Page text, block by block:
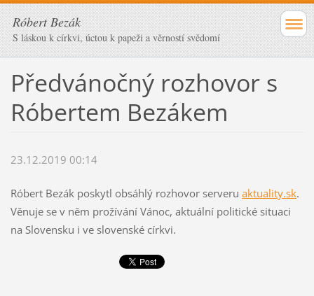
Róbert Bezák
S láskou k církvi, úctou k papeži a věrností svědomí
Předvánočný rozhovor s
Róbertem Bezákem
23.12.2019 00:14
Róbert Bezák poskytl obsáhlý rozhovor serveru aktuality.sk.
Věnuje se v něm prožívání Vánoc, aktuální politické situaci
na Slovensku i ve slovenské církvi.